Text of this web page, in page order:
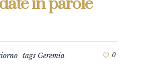
in parole
tags Geremia 0